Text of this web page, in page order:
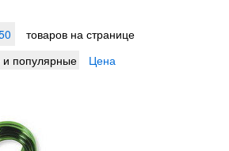
товаров на странице
популярные Цена